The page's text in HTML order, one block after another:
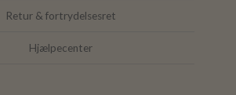
Retur & fortrydelsesret
Hjælpecenter